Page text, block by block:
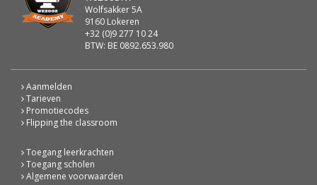
Wolfsakker 5A
9160 Lokeren
+32 (0)9 277 10 24
BTW: BE 0892.653.980
Aanmelden
Tarieven
Promotiecodes
Flipping the classroom
Toegang leerkrachten
Toegang scholen
Algemene voorwaarden